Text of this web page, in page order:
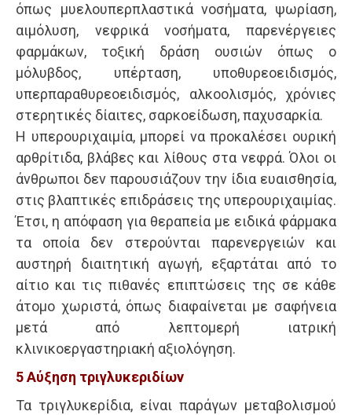
όπως μυελουπερπλαστικά νοσήματα, ψωρίαση,
αιμόλυση, νεφρικά νοσήματα, παρενέργειες
φαρμάκων, τοξική δράση ουσιών όπως ο
μόλυβδος, υπέρταση, υποθυρεοειδισμός,
υπερπαραθυρεοειδισμός, αλκοολισμός, χρόνιες
στερητικές δίαιτες, σαρκοείδωση, παχυσαρκία.
Η υπερουριχαιμία, μπορεί να προκαλέσει ουρική
αρθρίτιδα, βλάβες και λίθους στα νεφρά. Όλοι οι
άνθρωποι δεν παρουσιάζουν την ίδια ευαισθησία,
στις βλαπτικές επιδράσεις της υπερουριχαιμίας.
Έτσι, η απόφαση για θεραπεία με ειδικά φάρμακα
τα οποία δεν στερούνται παρενεργειών και
αυστηρή διαιτητική αγωγή, εξαρτάται από το
αίτιο και τις πιθανές επιπτώσεις της σε κάθε
άτομο χωριστά, όπως διαφαίνεται με σαφήνεια
μετά από λεπτομερή ιατρική
κλινικοεργαστηριακή αξιολόγηση.
5 Aύξηση τριγλυκεριδίων
Τα τριγλυκερίδια, είναι παράγων μεταβολισμού